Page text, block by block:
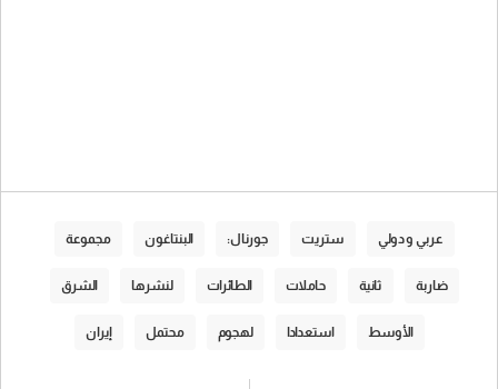
عربي و دولي ستريت جورنال: البنتاغون مجموعة
ضاربة ثانية حاملات الطائرات لنشرها الشرق
الأوسط استعدادا لهجوم محتمل إيران